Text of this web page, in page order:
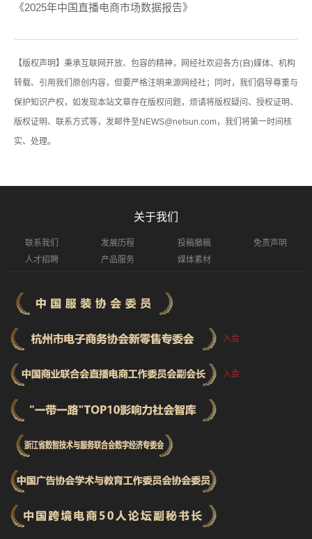
《2025年中国直播电商市场数据报告》
【版权声明】秉承互联网开放、包容的精神，网经社欢迎各方(自)媒体、机构
转载、引用我们原创内容，但要严格注明来源网经社；同时，我们倡导尊重与
保护知识产权，如发现本站文章存在版权问题，烦请将版权疑问、授权证明、
版权证明、联系方式等，发邮件至NEWS@netsun.com，我们将第一时间核
实、处理。
关于我们
联系我们 发展历程 投稿撤稿
免责声明
人才招聘
产品服务 媒体素材
入会
入会